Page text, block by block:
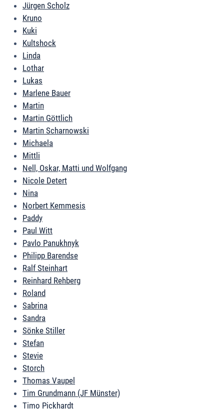
Jürgen Scholz
Kruno
Kuki
Kultshock
Linda
Lothar
Lukas
Marlene Bauer
Martin
Martin Göttlich
Martin Scharnowski
Michaela
Mittli
Nell, Oskar, Matti und Wolfgang
Nicole Detert
Nina
Norbert Kemmesis
Paddy
Paul Witt
Pavlo Panukhnyk
Philipp Barendse
Ralf Steinhart
Reinhard Rehberg
Roland
Sabrina
Sandra
Sönke Stiller
Stefan
Stevie
Storch
Thomas Vaupel
Tim Grundmann (JF Münster)
Timo Pickhardt